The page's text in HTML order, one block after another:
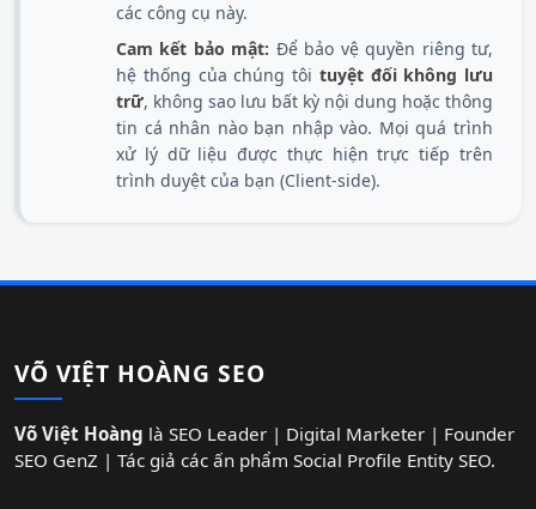
các công cụ này.
Cam kết bảo mật: Để bảo vệ quyền riêng tư,
hệ thống của chúng tôi tuyệt đối không lưu
trữ, không sao lưu bất kỳ nội dung hoặc thông
tin cá nhân nào bạn nhập vào. Mọi quá trình
xử lý dữ liệu được thực hiện trực tiếp trên
trình duyệt của bạn (Client-side).
VÕ VIỆT HOÀNG SEO
Võ Việt Hoàng là SEO Leader | Digital Marketer | Founder
SEO GenZ | Tác giả các ấn phẩm Social Profile Entity SEO.